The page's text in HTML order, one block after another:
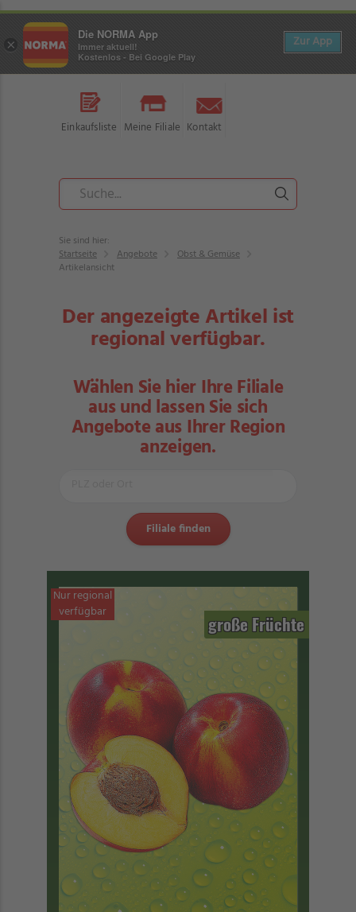
Einkaufsliste Meine Filiale Kontakt
Sie sind hier:
Startseite
Angebote
Obst & Gemüse
Artikelansicht
Der angezeigte Artikel ist
regional verfügbar.
Wählen Sie hier Ihre Filiale
aus und lassen Sie sich
Angebote aus Ihrer Region
anzeigen.
Nur regional
verfügbar
große Früchte
×
Die NORMA App
Immer aktuell!
Kostenlos - Bei Google Play
Zur App